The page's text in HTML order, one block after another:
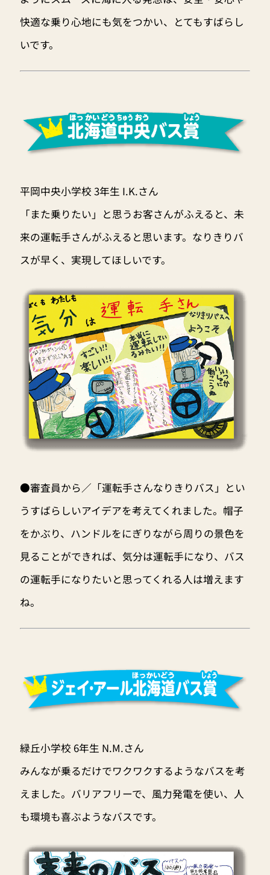
快適な乗り心地にも気をつかい、とてもすばらし
いです。
平岡中央小学校 3年生 I.K.さん
「また乗りたい」と思うお客さんがふえると、未
来の運転手さんがふえると思います。なりきりバ
スが早く、実現してほしいです。
●審査員から／「運転手さんなりきりバス」とい
うすばらしいアイデアを考えてくれました。帽子
をかぶり、ハンドルをにぎりながら周りの景色を
見ることができれば、気分は運転手になり、バス
の運転手になりたいと思ってくれる人は増えます
ね。
緑丘小学校 6年生 N.M.さん
みんなが乗るだけでワクワクするようなバスを考
えました。バリアフリーで、風力発電を使い、人
も環境も喜ぶようなバスです。